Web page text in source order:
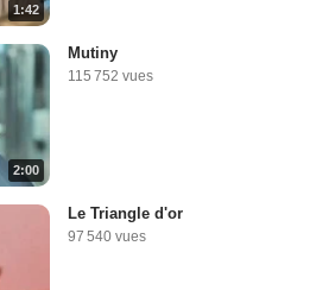
1:42
2:00
Mutiny
115 752 vues
Le Triangle d'or
97 540 vues